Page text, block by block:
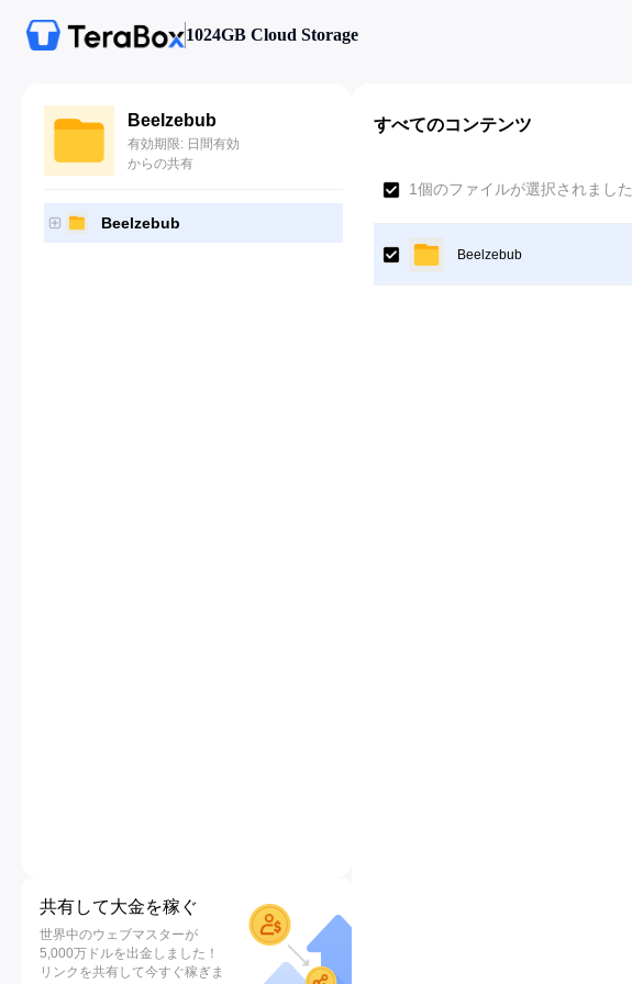
1024GB Cloud Storage
Beelzebub
有効期限: 日間有効
からの共有
Beelzebub
共有して大金を稼ぐ
世界中のウェブマスターが
5,000万ドルを出金しました！
リンクを共有して今すぐ稼ぎま
すべてのコンテンツ
1個のファイルが選択されました
Beelzebub